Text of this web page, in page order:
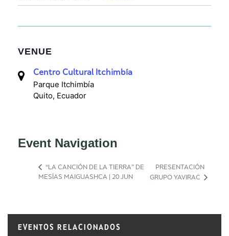
VENUE
Centro Cultural Itchimbía
Parque Itchimbía
Quito, Ecuador
Event Navigation
“LA CANCIÓN DE LA TIERRA” DE
MESÍAS MAIGUASHCA | 20 JUN
PRESENTACIÓN
GRUPO YAVIRAC
EVENTOS RELACIONADOS